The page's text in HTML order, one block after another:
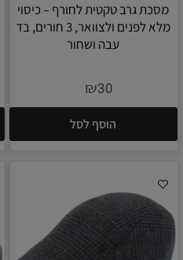
מסכת גרב טקטית לחורף – כיסוי
מלא לפנים ולצוואר, 3 חורים, בד
עבה ושחור
₪30
הוסף לסל